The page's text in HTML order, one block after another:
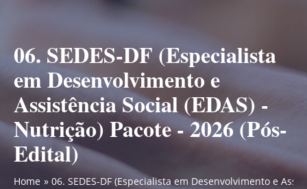
06. SEDES-DF (Especialista
em Desenvolvimento e
Assistência Social (EDAS) -
Nutrição) Pacote - 2026 (Pós-
Edital)
Home 06. SEDES-DF (Especialista em Desenvolvimento e